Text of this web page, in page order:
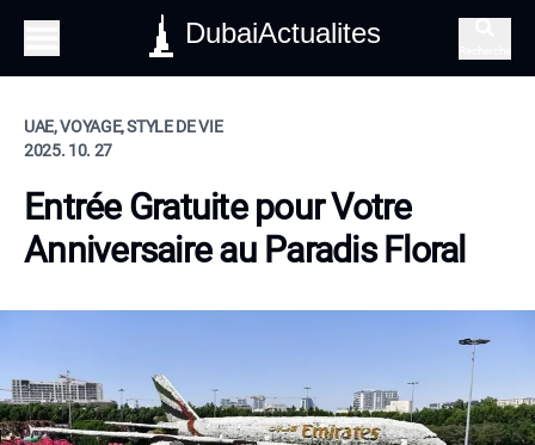
DubaiActualites
UAE, VOYAGE, STYLE DE VIE
2025. 10. 27
Entrée Gratuite pour Votre
Anniversaire au Paradis Floral